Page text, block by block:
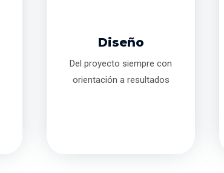
Diseño
Del proyecto siempre con
orientación a resultados